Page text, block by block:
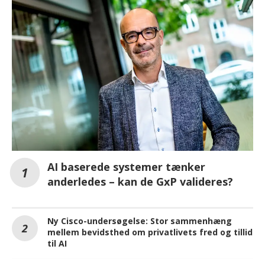
AI baserede systemer tænker
anderledes – kan de GxP valideres?
Ny Cisco-undersøgelse: Stor sammenhæng
mellem bevidsthed om privatlivets fred og tillid
til AI